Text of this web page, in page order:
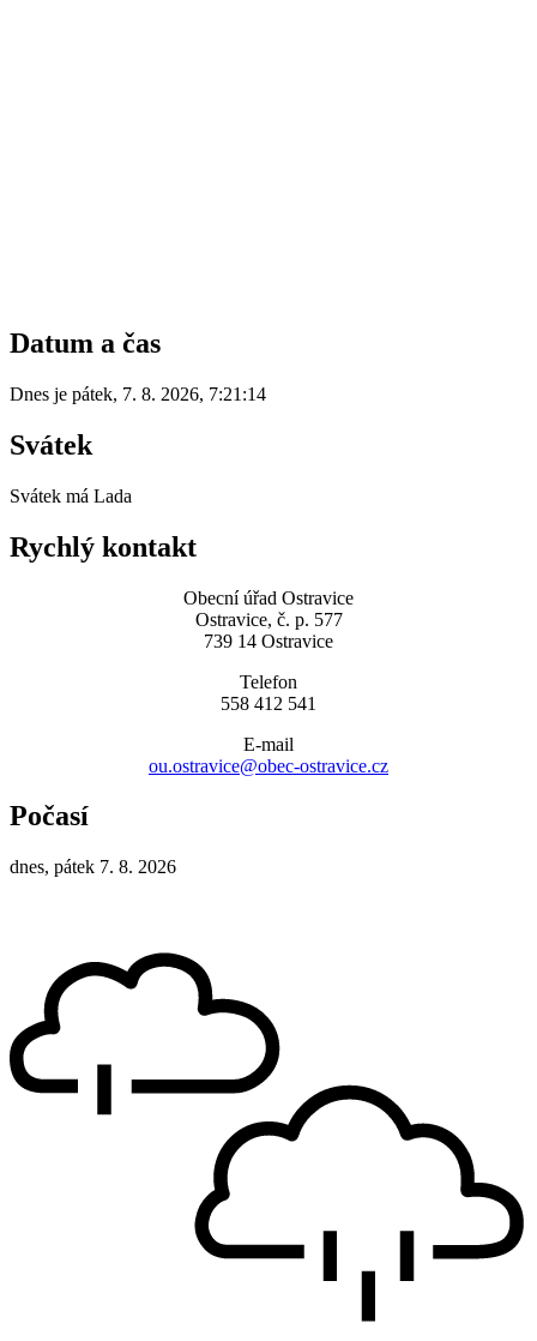
Datum a čas
Dnes je pátek, 7. 8. 2026, 7:21:14
Svátek
Svátek má Lada
Rychlý kontakt
Obecní úřad Ostravice
Ostravice, č. p. 577
739 14 Ostravice
Telefon
558 412 541
E-mail
ou.ostravice@obec-ostravice.cz
Počasí
dnes, pátek 7. 8. 2026